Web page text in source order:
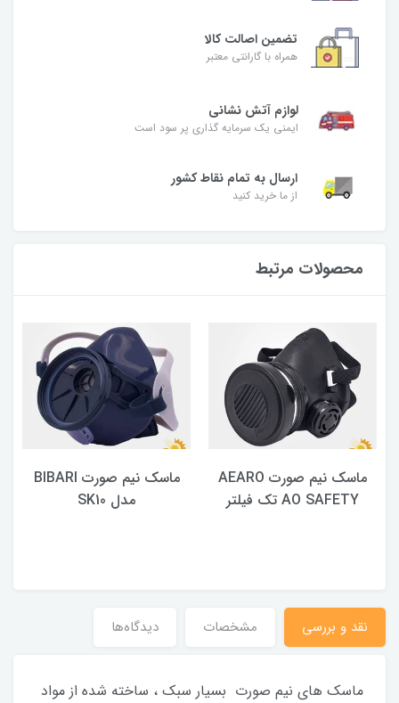
تضمین اصالت کالا
همراه با گارانتی معتبر
لوازم آتش نشانی
ایمنی یک سرمایه گذاری پر سود است
ارسال به تمام نقاط کشور
از ما خرید کنید
محصولات مرتبط
ماسک نیم صورت AEARO
AO SAFETY تک فیلتر
ماسک نیم صورت BIBARI
مدل SK10
نقد و بررسی مشخصات دیدگاه‌ها
ماسک های نیم صورت بسیار سبک ، ساخته شده از مواد